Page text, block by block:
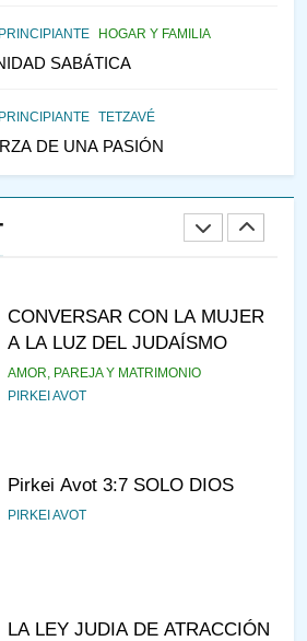
HOGAR Y FAMILIA
SABÁTICA
TETZAVÉ
DE UNA PASIÓN
VEAMOS ¿POR QUÉ
IEHOSHÚA? Y LA QUEJA DE
RAZI ¿QUIÉN ES SABIO?
CONVERSAR CON LA MUJER
A LA LUZ DEL JUDAÍSMO
AMOR, PAREJA Y MATRIMONIO
PIRKEI AVOT
Pirkei Avot 3:7 SOLO DIOS
PIRKEI AVOT
LA LEY JUDIA DE ATRACCIÓN